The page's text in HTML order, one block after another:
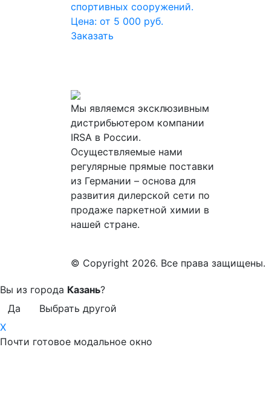
спортивных сооружений.
Цена: от 5 000 руб.
Заказать
Мы являемся эксклюзивным
дистрибьютером компании
IRSA в России.
Осуществляемые нами
регулярные прямые поставки
из Германии – основа для
развития дилерской сети по
продаже паркетной химии в
нашей стране.
© Copyright 2026. Все права защищены.
Вы из города Казань?
Да
Выбрать другой
X
Почти готовое модальное окно